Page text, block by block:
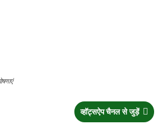
व्हॉट्सऐप चैनल से जुड़ें